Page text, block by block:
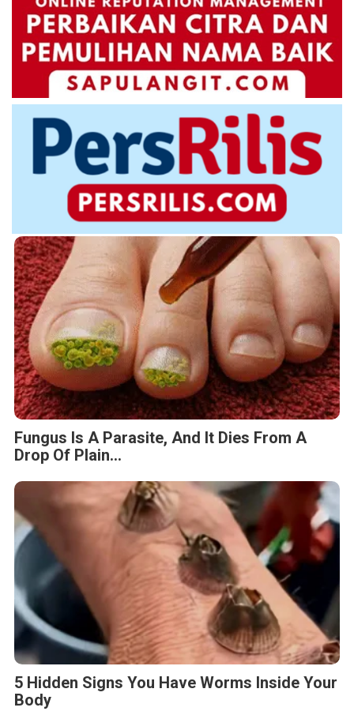
Fungus Is A Parasite, And It Dies From A
Drop Of Plain...
5 Hidden Signs You Have Worms Inside Your
Body